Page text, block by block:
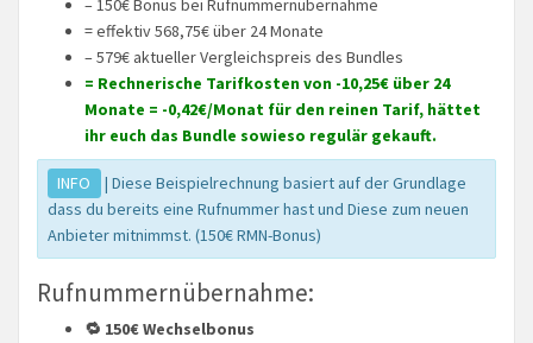
– 150€ Bonus bei Rufnummernübernahme
= effektiv 568,75€ über 24 Monate
– 579€ aktueller Vergleichspreis des Bundles
= Rechnerische Tarifkosten von -10,25€ über 24
Monate = -0,42€/Monat für den reinen Tarif, hättet
ihr euch das Bundle sowieso regulär gekauft.
INFO
| Diese Beispielrechnung basiert auf der Grundlage
dass du bereits eine Rufnummer hast und Diese zum neuen
Anbieter mitnimmst. (150€ RMN-Bonus)
Rufnummernübernahme:
🔁 150€ Wechselbonus